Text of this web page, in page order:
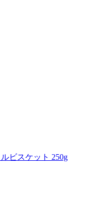
ビスケット 250g